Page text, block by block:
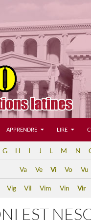
APPRENDRE LIRE
G H I J L M N
Va Ve Vi Vo Vu
Vig Vil Vim Vin Vir
EST